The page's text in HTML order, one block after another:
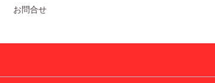
お問合せ